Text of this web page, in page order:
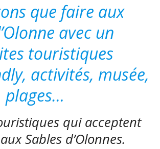
que faire aux
avec un
touristiques
activités, musée,
plages…
qui acceptent
Sables d’Olonnes.